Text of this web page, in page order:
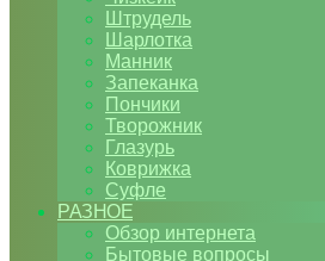
Штрудель
Шарлотка
Манник
Запеканка
Пончики
Творожник
Глазурь
Коврижка
Суфле
РАЗНОЕ
Обзор интернета
Бытовые вопросы